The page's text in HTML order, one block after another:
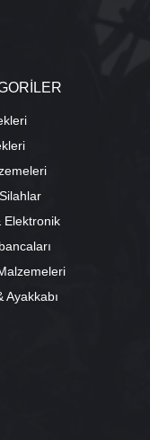
Elektronik
Ayakkabı